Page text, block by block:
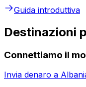
Guida introduttiva
Destinazioni
Connettiamo il
Invia denaro a